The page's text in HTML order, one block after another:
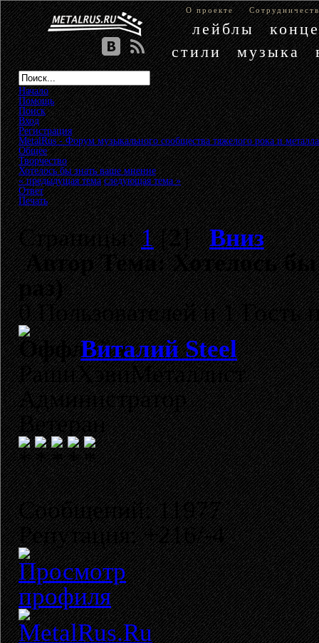
О проекте
лейблы
стили
музыка
Начало
Помощь
Поиск
Вход
Регистрация
MetalRus - Форум музыкального сообщества тяжелого рока и металла
Общее»
Творчество»
Хотелось бы знать ваше мнение
« предыдущая тема следующая тема »
Ответ
Печать
Страницы:1[2]Вниз
АвторТема: Хотелось
раз)
0 Пользователей и 1 Гость
Виталий Steel
РашнХэвиМеталлист
Администратор
Ветеран
Сообщений: 11977
Репутация: +216/-4